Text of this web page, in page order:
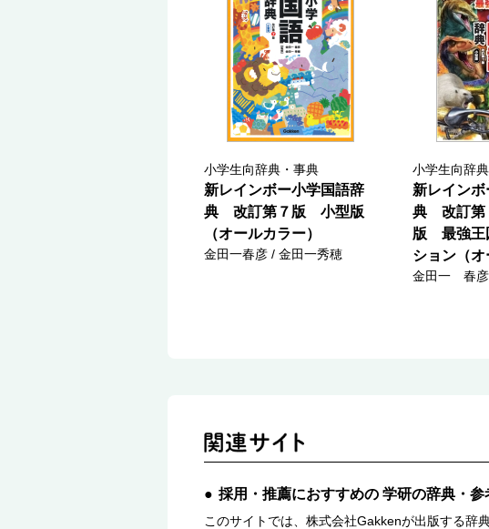
小学生向辞典・事典
新レインボー小学国語辞
典 改訂第７版 小型版
（オールカラー）
金田一春彦 / 金田一秀穂
小学生向辞
新レイン
典 改訂第
版 最強王
ション（オ
金田一 春
採用・推薦におすすめの 学研の辞典・参
このサイトでは、株式会社Gakkenが出版する辞